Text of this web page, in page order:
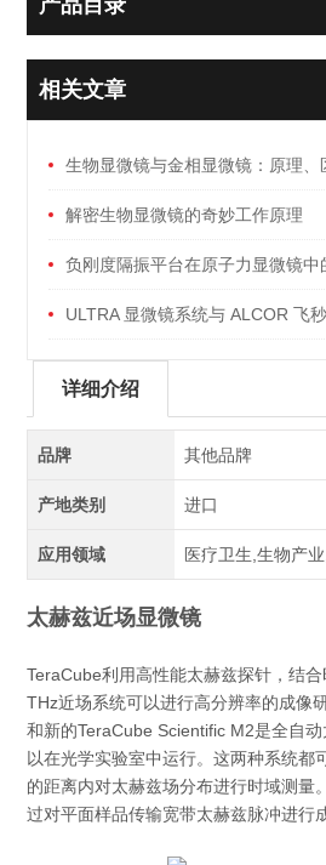
产品目录
相关文章
生物显微镜与金相显微镜：原理
解密生物显微镜的奇妙工作原理
负刚度隔振平台在原子力显微镜中
ULTRA 显微镜系统与 ALCOR 飞
成像中的协同创新
详细介绍
品牌 其他品牌
产地类别 进口
应用领域 医疗卫生,生物产
太赫兹近场显微镜
TeraCube利用高性能太赫兹探针，结
THz近场系统可以进行高分辨率的成像
和新的TeraCube Scientific M2是全自
以在光学实验室中运行。这两种系统都
的距离内对太赫兹场分布进行时域测量
过对平面样品传输宽带太赫兹脉冲进行